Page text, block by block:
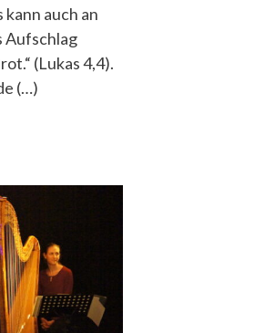
auch an
Aufschlag
(Lukas 4,4).
(…)